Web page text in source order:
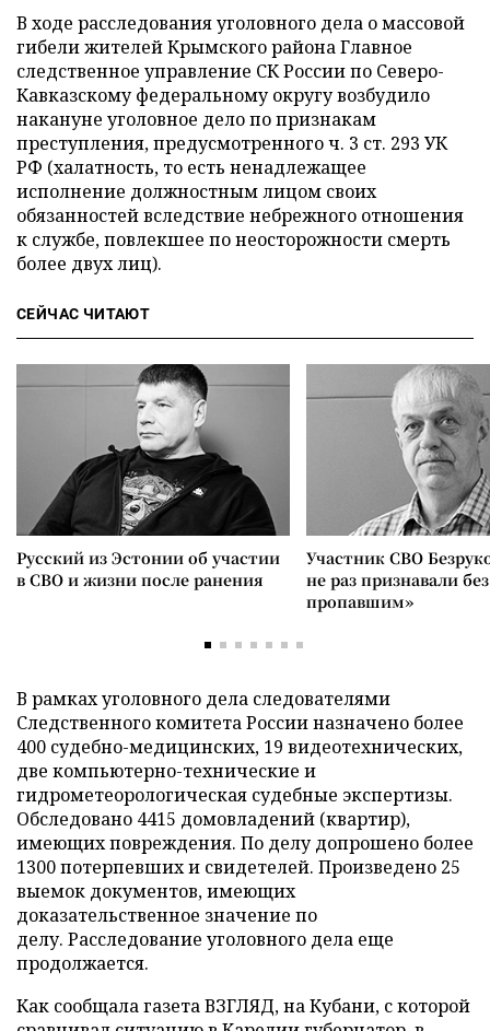
В ходе расследования уголовного дела о массовой
гибели жителей Крымского района Главное
следственное управление СК России по Северо-
Кавказскому федеральному округу возбудило
накануне уголовное дело по признакам
преступления, предусмотренного ч. 3 ст. 293 УК
РФ (халатность, то есть ненадлежащее
исполнение должностным лицом своих
обязанностей вследствие небрежного отношения
к службе, повлекшее по неосторожности смерть
более двух лиц).
СЕЙЧАС ЧИТАЮТ
Русский из Эстонии об участии
в СВО и жизни после ранения
Участник СВО
не раз признавали
пропавшим»
В рамках уголовного дела следователями
Следственного комитета России назначено более
400 судебно-медицинских, 19 видеотехнических,
две компьютерно-технические и
гидрометеорологическая судебные экспертизы.
Обследовано 4415 домовладений (квартир),
имеющих повреждения. По делу допрошено более
1300 потерпевших и свидетелей. Произведено 25
выемок документов, имеющих
доказательственное значение по
делу. Расследование уголовного дела еще
продолжается.
Как сообщала газета ВЗГЛЯД, на Кубани, с которой